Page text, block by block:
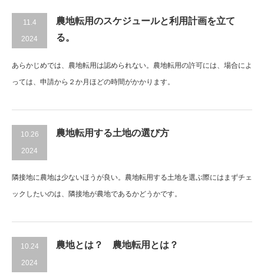
11.4
2024
農地転用のスケジュールと利用計画を立て
る。
あらかじめでは、農地転用は認められない。農地転用の許可には、場合によ
っては、申請から２か月ほどの時間がかかります。
10.26
2024
農地転用する土地の選び方
隣接地に農地は少ないほうが良い。農地転用する土地を選ぶ際にはまずチェ
ックしたいのは、隣接地が農地であるかどうかです。
10.24
2024
農地とは？ 農地転用とは？